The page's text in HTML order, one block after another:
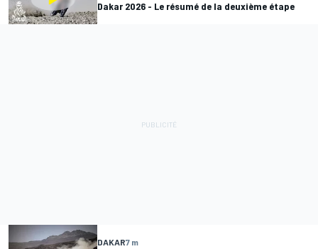
Dakar 2026 - Le résumé de la deuxième étape
DAKAR7 m